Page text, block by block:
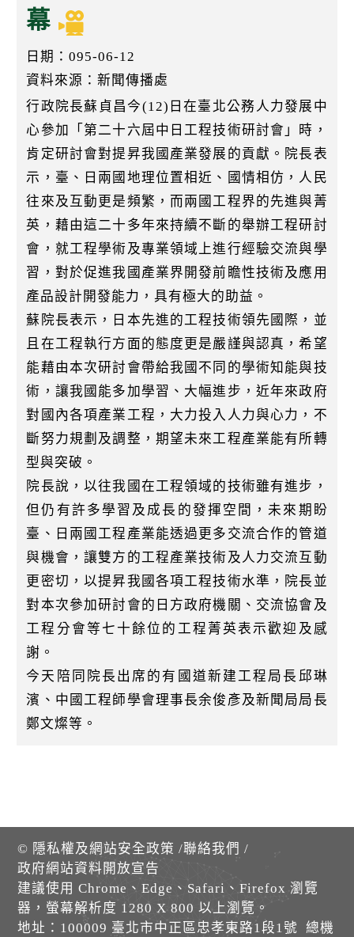
幕
日期：095-06-12
資料來源：新聞傳播處
行政院長蘇貞昌今(12)日在臺北公務人力發展中
心參加「第二十六屆中日工程技術研討會」時，
肯定研討會對提昇我國產業發展的貢獻。院長表
示，臺、日兩國地理位置相近、國情相仿，人民
往來及互動更是頻繁，而兩國工程界的先進與菁
英，藉由這二十多年來持續不斷的舉辦工程研討
會，就工程學術及專業領域上進行經驗交流與學
習，對於促進我國產業界開發前瞻性技術及應用
產品設計開發能力，具有極大的助益。
蘇院長表示，日本先進的工程技術領先國際，並
且在工程執行方面的態度更是嚴謹與認真，希望
能藉由本次研討會帶給我國不同的學術知能與技
術，讓我國能多加學習、大幅進步，近年來政府
對國內各項產業工程，大力投入人力與心力，不
斷努力規劃及調整，期望未來工程產業能有所轉
型與突破。
院長說，以往我國在工程領域的技術雖有進步，
但仍有許多學習及成長的發揮空間，未來期盼
臺、日兩國工程產業能透過更多交流合作的管道
與機會，讓雙方的工程產業技術及人力交流互動
更密切，以提昇我國各項工程技術水準，院長並
對本次參加研討會的日方政府機關、交流協會及
工程分會等七十餘位的工程菁英表示歡迎及感
謝。
今天陪同院長出席的有國道新建工程局長邱琳
濱、中國工程師學會理事長余俊彥及新聞局局長
鄭文燦等。
© 隱私權及網站安全政策 /聯絡我們 /
政府網站資料開放宣告
建議使用 Chrome、Edge、Safari、Firefox 瀏覽
器，螢幕解析度 1280 X 800 以上瀏覽。
地址：100009 臺北市中正區忠孝東路1段1號 總機